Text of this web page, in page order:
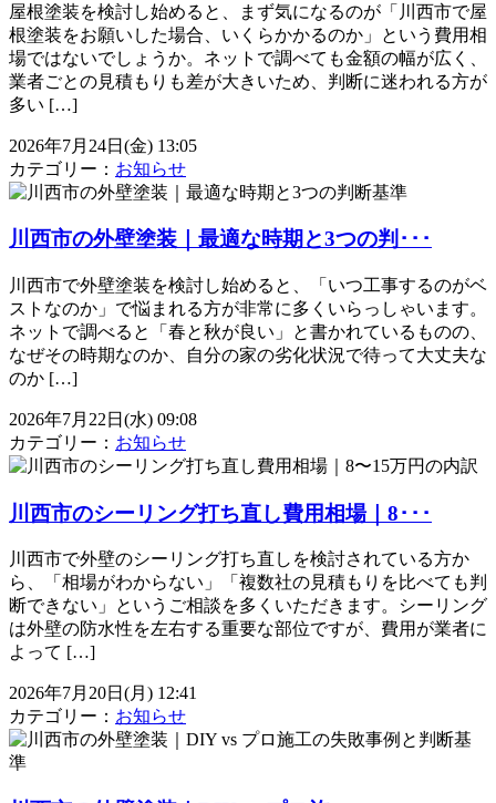
屋根塗装を検討し始めると、まず気になるのが「川西市で屋
根塗装をお願いした場合、いくらかかるのか」という費用相
場ではないでしょうか。ネットで調べても金額の幅が広く、
業者ごとの見積もりも差が大きいため、判断に迷われる方が
多い […]
2026年7月24日(金) 13:05
カテゴリー： お知らせ
川西市の外壁塗装｜最適な時期と3つの判･･･
川西市で外壁塗装を検討し始めると、「いつ工事するのがベ
ストなのか」で悩まれる方が非常に多くいらっしゃいます。
ネットで調べると「春と秋が良い」と書かれているものの、
なぜその時期なのか、自分の家の劣化状況で待って大丈夫な
のか […]
2026年7月22日(水) 09:08
カテゴリー： お知らせ
川西市のシーリング打ち直し費用相場｜8･･･
川西市で外壁のシーリング打ち直しを検討されている方か
ら、「相場がわからない」「複数社の見積もりを比べても判
断できない」というご相談を多くいただきます。シーリング
は外壁の防水性を左右する重要な部位ですが、費用が業者に
よって […]
2026年7月20日(月) 12:41
カテゴリー： お知らせ